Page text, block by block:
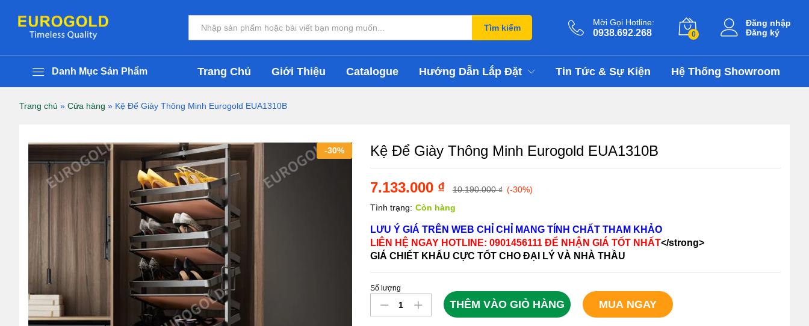
Tất cả Tìm kiếm
Mời Gọi Hotline:
0938.692.268 0
Đăng nhập
Đăng ký
Danh Mục Sản Phẩm Trang Chủ Giới Thiệu Catalogue Hướng Dẫn Lắp Đặt Tin Tức & Sự Kiện Hệ Thống Showroom
Trang chủ » Cửa hàng » Kệ Để Giày Thông Minh Eurogold EUA1310B
-30% Kệ Để Giày Thông Minh Eurogold EUA1310B
7.133.000 ₫ 10.190.000₫ (-30%)
Tình trạng: Còn hàng
LƯU Ý GIÁ TRÊN WEB CHỈ CHỈ MANG TÍNH CHẤT THAM KHẢO
LIÊN HỆ NGAY HOTLINE: 0901456111 ĐỂ NHẬN GIÁ TỐT NHẤT</strong>
GIÁ CHIẾT KHẤU CỰC TỐT CHO ĐẠI LÝ VÀ NHÀ THẦU
Kệ
Giày
Số lượng
THÊM VÀO GIỎ HÀNG MUA NGAY
Thông Tin Chi Tiết Sản Phẩm Đánh giá (0) 10.190.000